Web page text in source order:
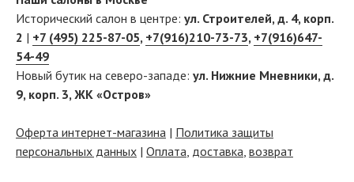
Исторический салон в центре: ул. Строителей, д. 4, корп.
2 | +7 (495) 225-87-05, +7(916)210-73-73, +7(916)647-
54-49
Новый бутик на северо-западе: ул. Нижние Мневники, д.
9, корп. 3, ЖК «Остров»
Оферта интернет-магазина | Политика защиты
персональных данных | Оплата, доставка, возврат